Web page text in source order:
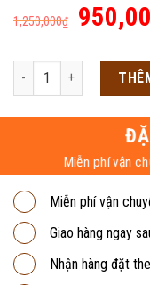
1,250,000₫
Giá
là:
Bàn làm việc chân sắt
Miễn phí vận
Miễn phí vận
Giao hàng ngay
Nhận hàng đặt